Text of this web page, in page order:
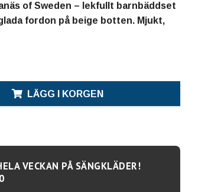
of Sweden – lekfullt barnbäddset
fordon på beige botten. Mjukt,
LÄGG I KORGEN
VECKAN PÅ SÄNGKLÄDER!